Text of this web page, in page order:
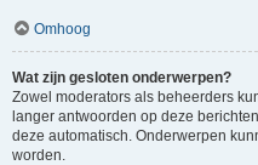
Omhoog
Wat zijn gesloten onderwerpen?
Zowel moderators als beheerders
langer antwoorden op deze
deze automatisch. Onderwerpen
worden.